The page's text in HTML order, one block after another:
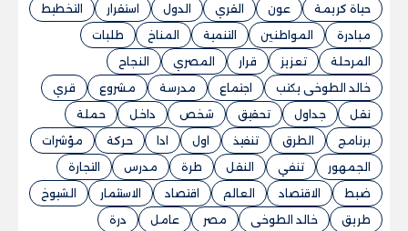
حياة كريمة عون القري الدول استقرار
التخطيط
مبادرة
المواطنين التنمية المناخ
طلبات
المرحلة
تعزيز قرار المصري
النجاح
خالد الطوخى يكتب
اجتماع مدرسة مشروع
قري
نقل
جداول تحقيق شخص داخل
حملة
برنامج
الطرق تنفيذ اول ادا حركة
مؤشرات
الجمهور
تنفي النقل طرة مدرس
التجارة
ضبط
الاقتصاد العالم اقتصاد الاستثمار
الشيوخ
طريق
خالد الطوخى مصر عامل درة